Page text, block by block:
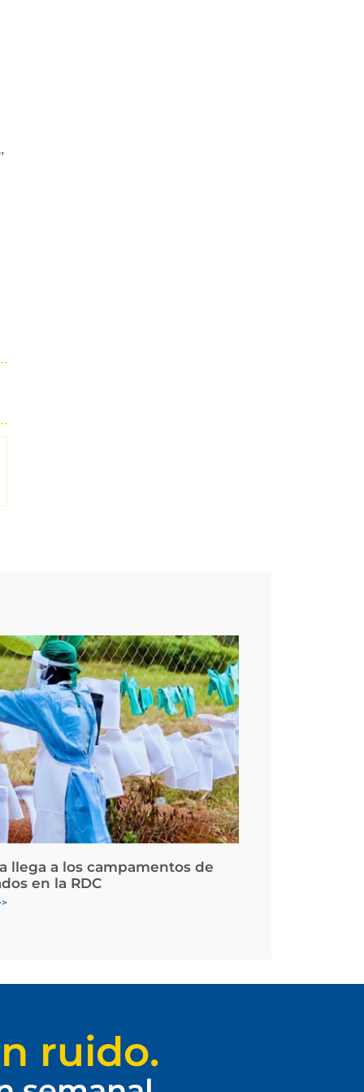
llega a los campamentos de
en la RDC
ruido.